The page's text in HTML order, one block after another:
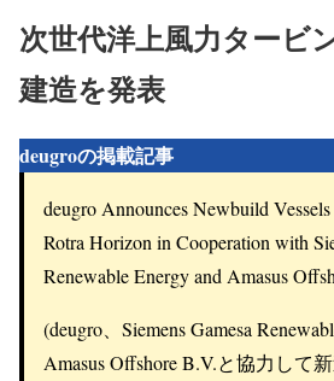
次世代洋上風力タービ
建造を発表
deugroの掲載記事
deugro Announces Newbuild
Rotra Horizon in Cooperation with
Renewable Energy and Amasus
(deugro、Siemens Gamesa
Amasus Offshore B.V.と協力して